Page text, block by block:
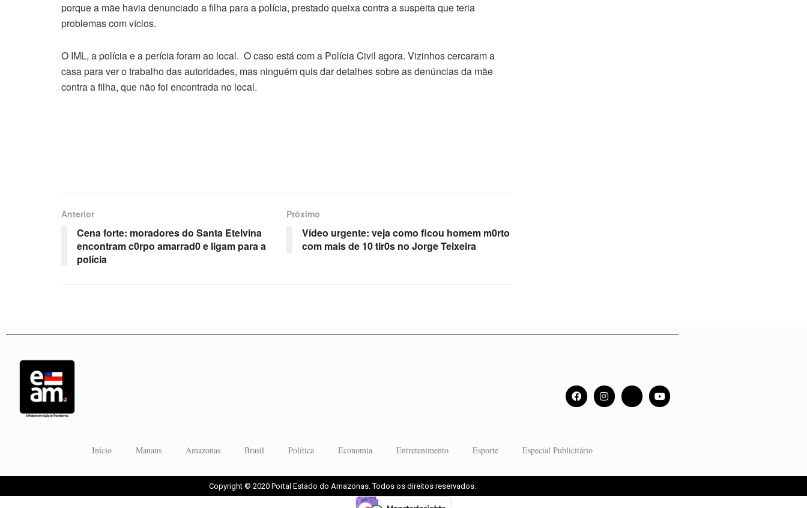
porque a mãe havia denunciado a filha para a polícia, prestado queixa contra a suspeita que teria
problemas com vícios.
O IML, a polícia e a perícia foram ao local. O caso está com a Polícia Civil agora. Vizinhos cercaram a
casa para ver o trabalho das autoridades, mas ninguém quis dar detalhes sobre as denúncias da mãe
contra a filha, que não foi encontrada no local.
Anterior
Cena forte: moradores do Santa Etelvina
encontram c0rpo amarrad0 e ligam para a
polícia
Próximo
Vídeo urgente: veja como ficou homem m0rto
com mais de 10 tir0s no Jorge Teixeira
Início Manaus Amazonas Brasil Política Economia Entretenimento Esporte Especial Publicitário
Copyright © 2020 Portal Estado do Amazonas. Todos os direitos reservados.